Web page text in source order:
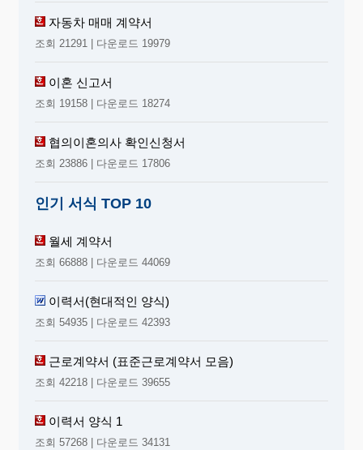
자동차 매매 계약서
조회 21291 | 다운로드 19979
이혼 신고서
조회 19158 | 다운로드 18274
협의이혼의사 확인신청서
조회 23886 | 다운로드 17806
인기 서식 TOP 10
월세 계약서
조회 66888 | 다운로드 44069
이력서(현대적인 양식)
조회 54935 | 다운로드 42393
근로계약서 (표준근로계약서 모음)
조회 42218 | 다운로드 39655
이력서 양식 1
조회 57268 | 다운로드 34131